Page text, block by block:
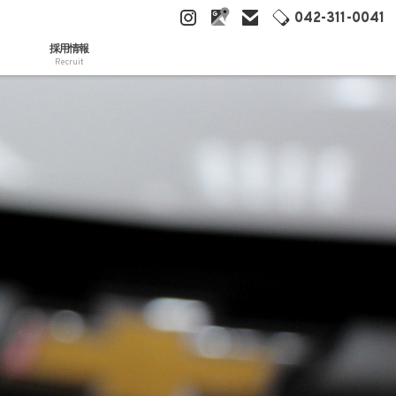
042-311-0041
採用情報
Recruit